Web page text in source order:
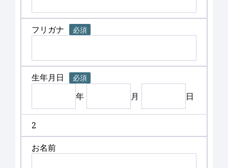
フリガナ 必須
生年月日 必須
年 月 日
2
お名前